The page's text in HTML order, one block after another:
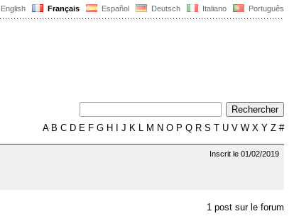
English Français Español Deutsch Italiano Português
AB C D E F G H J K L M N O P Q R S T U V W X Y Z #
Inscrit le 01/02/2019
1 post sur le forum